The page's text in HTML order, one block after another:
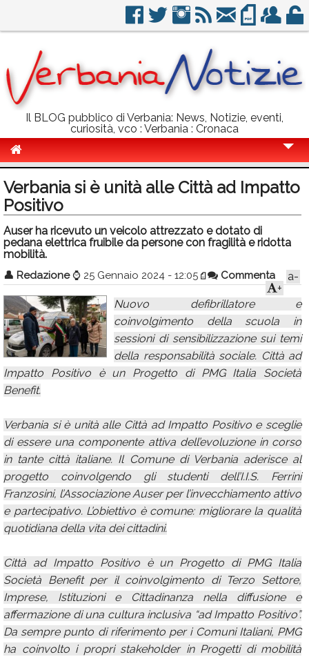
Il BLOG pubblico di Verbania: News, Notizie, eventi,
curiosità, vco : Verbania : Cronaca
Politica
Sport
Eventi
Info Utili
Rubriche
Calendario
Annunci
Verbania si è unità alle Città ad Impatto
Positivo
Auser ha ricevuto un veicolo attrezzato e dotato di
pedana elettrica fruibile da persone con fragilità e ridotta
mobilità.
👤 Redazione ⌚ 25 Gennaio 2024 - 12:05 Commenta
a-
+
Nuovo defibrillatore e
coinvolgimento della scuola in
sessioni di sensibilizzazione sui temi
della responsabilità sociale. Città ad
Impatto Positivo è un Progetto di PMG Italia Società
Benefit.
Verbania si è unità alle Città ad Impatto Positivo e sceglie
di essere una componente attiva dell’evoluzione in corso
in tante città italiane. Il Comune di Verbania aderisce al
progetto coinvolgendo gli studenti dell’I.I.S. Ferrini
Franzosini, l’Associazione Auser per l’invecchiamento attivo
e partecipativo. L’obiettivo è comune: migliorare la qualità
quotidiana della vita dei cittadini.
Città ad Impatto Positivo è un Progetto di PMG Italia
Società Benefit per il coinvolgimento di Terzo Settore,
Imprese, Istituzioni e Cittadinanza nella diffusione e
affermazione di una cultura inclusiva “ad Impatto Positivo”.
Da sempre punto di riferimento per i Comuni Italiani, PMG
ha coinvolto i propri stakeholder in Progetti di mobilità